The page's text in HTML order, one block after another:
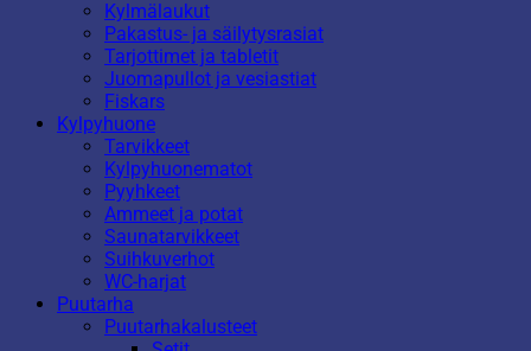
Kylmälaukut
Pakastus- ja säilytysrasiat
Tarjottimet ja tabletit
Juomapullot ja vesiastiat
Fiskars
Kylpyhuone
Tarvikkeet
Kylpyhuonematot
Pyyhkeet
Ammeet ja potat
Saunatarvikkeet
Suihkuverhot
WC-harjat
Puutarha
Puutarhakalusteet